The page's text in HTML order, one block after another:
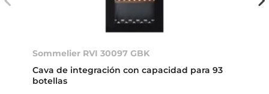
Sommelier RVI 30097 GBK
Cava de integración con capacidad para 93
botellas